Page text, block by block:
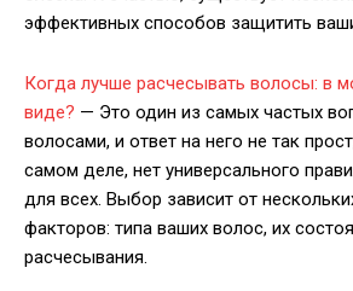
эффективных способов защитить
Когда лучше расчесывать волосы: в
виде? — Это один из самых частых
волосами, и ответ на него не так
самом деле, нет универсального
для всех. Выбор зависит от
факторов: типа ваших волос, их
расчесывания.